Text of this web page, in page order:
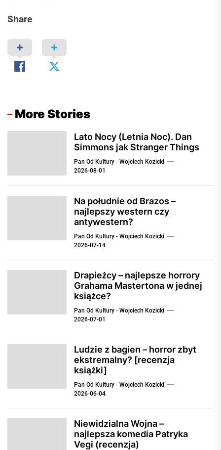
Share
More Stories
Lato Nocy (Letnia Noc). Dan
Simmons jak Stranger Things
Pan Od Kultury - Wojciech Kozicki
2026-08-01
Na południe od Brazos –
najlepszy western czy
antywestern?
Pan Od Kultury - Wojciech Kozicki
2026-07-14
Drapieżcy – najlepsze horrory
Grahama Mastertona w jednej
książce?
Pan Od Kultury - Wojciech Kozicki
2026-07-01
Ludzie z bagien – horror zbyt
ekstremalny? [recenzja
książki]
Pan Od Kultury - Wojciech Kozicki
2026-06-04
Niewidzialna Wojna –
najlepsza komedia Patryka
Vegi (recenzja)